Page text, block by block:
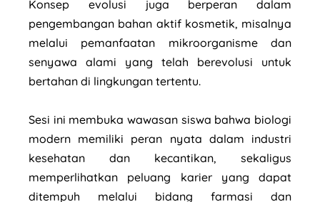
Konsep evolusi juga berperan dalam
pengembangan bahan aktif kosmetik, misalnya
melalui pemanfaatan mikroorganisme dan
senyawa alami yang telah berevolusi untuk
bertahan di lingkungan tertentu.
Sesi ini membuka wawasan siswa bahwa biologi
modern memiliki peran nyata dalam industri
kesehatan dan kecantikan, sekaligus
memperlihatkan peluang karier yang dapat
ditempuh melalui bidang farmasi dan